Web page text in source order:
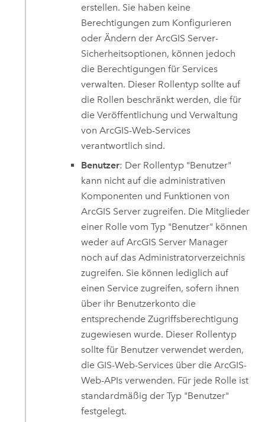
erstellen. Sie haben keine
Berechtigungen zum Konfigurieren
oder Ändern der ArcGIS Server-
Sicherheitsoptionen, können jedoch
die Berechtigungen für Services
verwalten. Dieser Rollentyp sollte auf
die Rollen beschränkt werden, die für
die Veröffentlichung und Verwaltung
von ArcGIS-Web-Services
verantwortlich sind.
Benutzer: Der Rollentyp "Benutzer"
kann nicht auf die administrativen
Komponenten und Funktionen von
ArcGIS Serverzugreifen. Die Mitglieder
einer Rolle vom Typ "Benutzer" können
weder auf ArcGIS ServerManager
noch auf das Administratorverzeichnis
zugreifen. Sie können lediglich auf
einen Service zugreifen, sofern ihnen
über ihr Benutzerkonto die
entsprechende Zugriffsberechtigung
zugewiesen wurde. Dieser Rollentyp
sollte für Benutzer verwendet werden,
die GIS-Web-Services über die ArcGIS-
Web-APIs verwenden. Für jede Rolle ist
standardmäßig der Typ "Benutzer"
festgelegt.